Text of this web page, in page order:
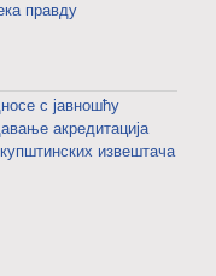
правду
с јавношћу
акредитација
извештача